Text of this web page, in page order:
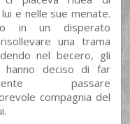
e nelle sue menate.
in un disperato
una trama
nel becero, gli
deciso di far
passare
compagnia del